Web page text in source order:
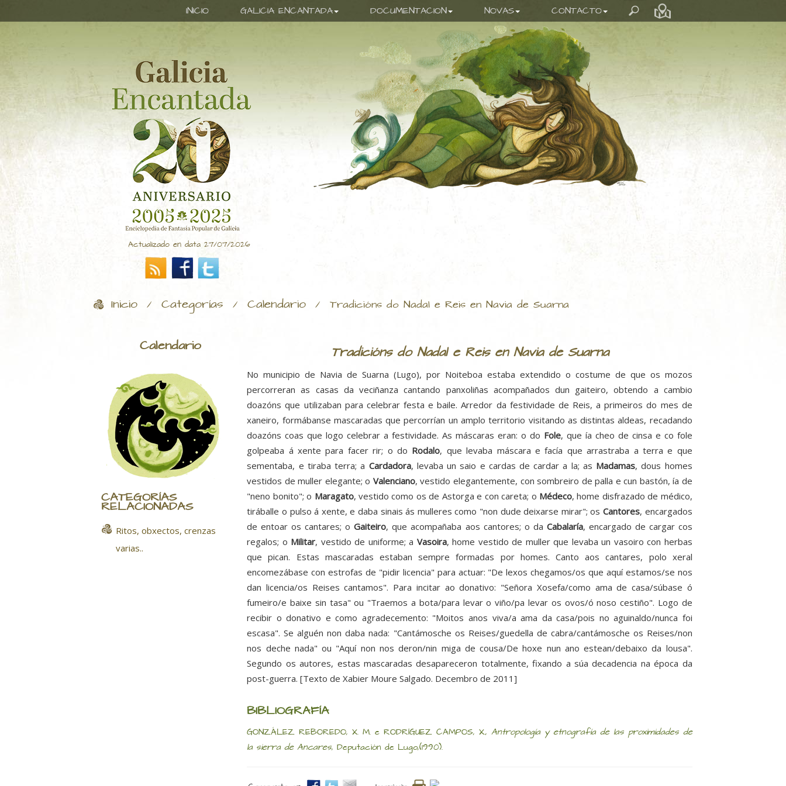
INICIO GALICIA ENCANTADA DOCUMENTACION NOVAS CONTACTO
Actualizado en data 27/07/2026
Inicio / Categorías / Calendario / Tradicións do Nadal e Reis en Navia de Suarna
Calendario
CATEGORÍAS
RELACIONADAS
Ritos, obxectos, crenzas
varias..
Tradicións do Nadal e Reis en Navia de Suarna
No municipio de Navia de Suarna (Lugo), por Noiteboa estaba extendido o costume de que os mozos
percorreran as casas da veciñanza cantando panxoliñas acompañados dun gaiteiro, obtendo a cambio
doazóns que utilizaban para celebrar festa e baile. Arredor da festividade de Reis, a primeiros do mes de
xaneiro, formábanse mascaradas que percorrían un amplo territorio visitando as distintas aldeas, recadando
doazóns coas que logo celebrar a festividade. As máscaras eran: o do Fole, que ía cheo de cinsa e co fole
golpeaba á xente para facer rir; o do Rodalo, que levaba máscara e facía que arrastraba a terra e que
sementaba, e tiraba terra; a Cardadora, levaba un saio e cardas de cardar a la; as Madamas, dous homes
vestidos de muller elegante; o Valenciano, vestido elegantemente, con sombreiro de palla e cun bastón, ía de
"neno bonito"; o Maragato, vestido como os de Astorga e con careta; o Médeco, home disfrazado de médico,
tiráballe o pulso á xente, e daba sinais ás mulleres como "non dude deixarse mirar"; osCantores, encargados
de entoar os cantares; oGaiteiro, que acompañaba aos cantores; o da Cabalaría, encargado de cargar cos
regalos; o Militar, vestido de uniforme; a Vasoira, home vestido de muller que levaba un vasoiro con herbas
que pican. Estas mascaradas estaban sempre formadas por homes. Canto aos cantares, polo xeral
encomezábase con estrofas de "pidir licencia" para actuar: "De lexos chegamos/os que aquí estamos/se nos
dan licencia/os Reises cantamos". Para incitar ao donativo: "Señora Xosefa/como ama de casa/súbase ó
fumeiro/e baixe sin tasa" ou "Traemos a bota/para levar o viño/pa levar os ovos/ó noso cestiño". Logo de
recibir o donativo e como agradecemento: "Moitos anos viva/a ama da casa/pois no aguinaldo/nunca foi
escasa". Se alguén non daba nada: "Cantámosche os Reises/guedella de cabra/cantámosche os Reises/non
nos deche nada" ou "Aquí non nos deron/nin miga de cousa/De hoxe nun ano estean/debaixo da lousa".
Segundo os autores, estas mascaradas desapareceron totalmente, fixando a súa decadencia na época da
post-guerra. [Texto de Xabier Moure Salgado. Decembro de 2011]
BIBLIOGRAFÍA
GONZÁLEZ REBOREDO, X. M. e RODRÍGUEZ CAMPOS, X., Antropología y etnografía de las proximidades de
la sierra de Ancares, Deputación de Lugo,(1990).